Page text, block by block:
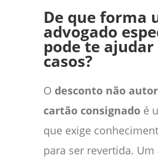
De que forma
advogado
pode te ajudar
casos?
O desconto não
cartão consignado é
que exige
para ser revertida. Um